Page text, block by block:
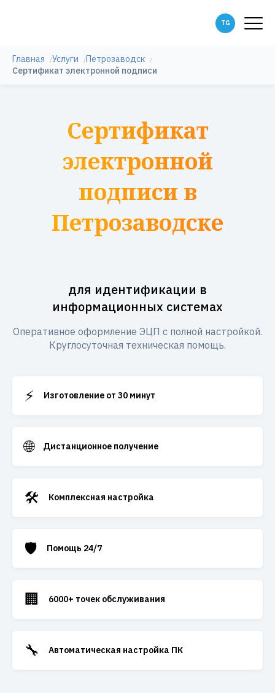
Главная Услуги
Петрозаводск
Сертификат электронной подписи
Сертификат
электронной
подписи в
Петрозаводске
для идентификации в
информационных системах
Оперативное оформление ЭЦП с полной настройкой.
Круглосуточная техническая помощь.
⚡ Изготовление от 30 минут
🌐 Дистанционное получение
🛠️ Комплексная настройка
🛡️ Помощь 24/7
🏢 6000+ точек обслуживания
🔧 Автоматическая настройка ПК